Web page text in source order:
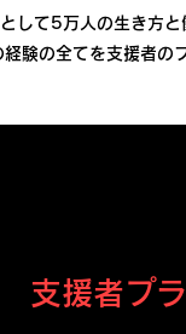
して5万人の生き方
の全てを支援者の
援者プ